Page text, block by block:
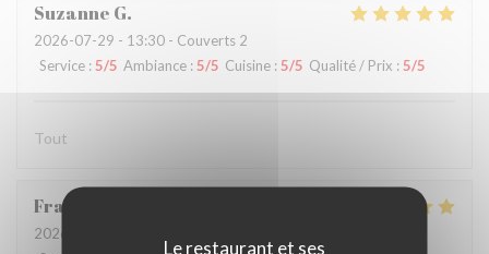
Le restaurant et ses
Suzanne G
2026-07-29 - 13:30 - Couverts 2
Service : 5/5 Ambiance : 5/5 Cuisine : 5/5 Qualité / Prix : 5/5
Tout
Francoise
2026-07-28